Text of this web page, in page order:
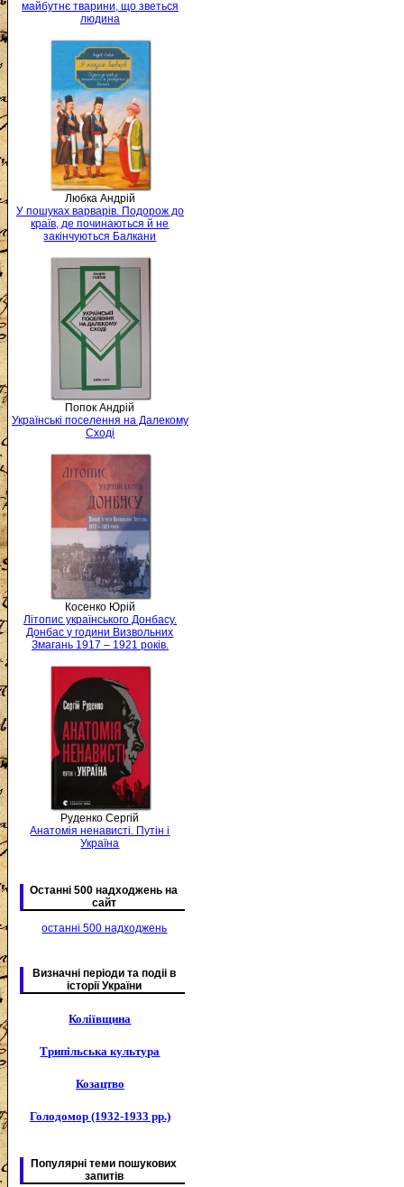
майбутнє тварини, що зветься
людина
Любка Андрій
У пошуках варварів. Подорож до
країв, де починаються й не
закінчуються Балкани
Попок Андрій
Українські поселення на Далекому
Сході
Косенко Юрій
Літопис українського Донбасу.
Донбас у години Визвольних
Змагань 1917 – 1921 років.
Руденко Сергій
Анатомія ненависті. Путін і
Україна
Останні 500 надходжень на
сайт
останні 500 надходжень
Визначні періоди та подіі в
історії України
Коліївщина
Трипільська культура
Козацтво
Голодомор (1932-1933 рр.)
Популярні теми пошукових
запитів